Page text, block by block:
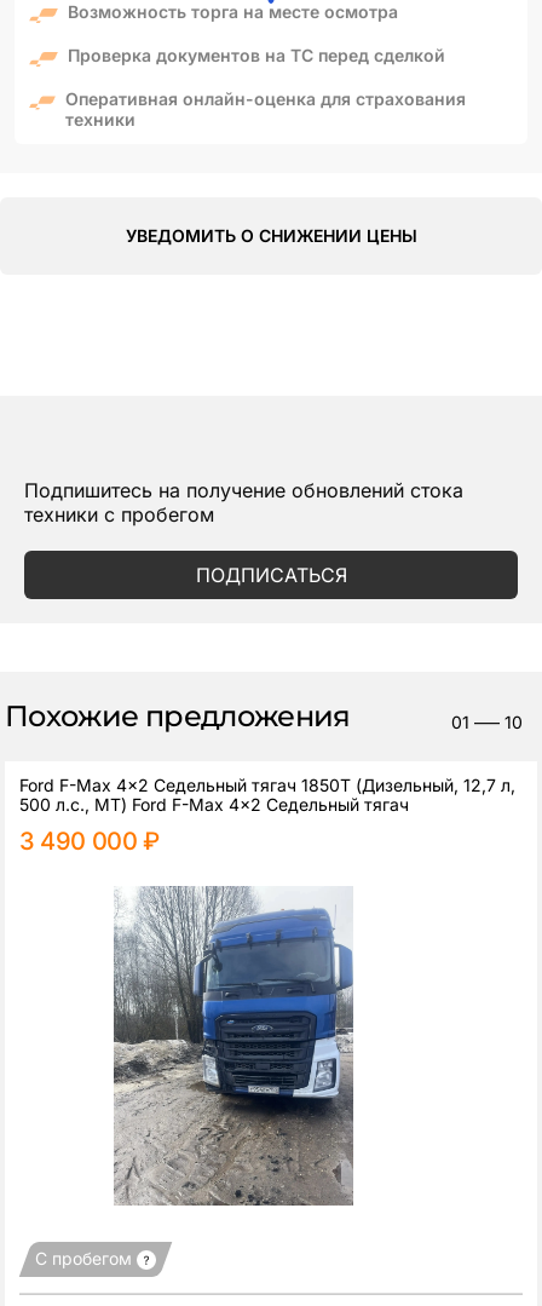
Возможность торга на месте осмотра
Проверка документов на ТС перед сделкой
Оперативная онлайн-оценка для страхования
техники
УВЕДОМИТЬ О СНИЖЕНИИ ЦЕНЫ
Подпишитесь на получение обновлений стока
техники с пробегом
ПОДПИСАТЬСЯ
Похожие предложения 01 —– 10
Ford F-Max 4x2 Седельный тягач 1850T (Дизельный, 12,7 л,
500 л.с., МТ) Ford F-Max 4x2 Седельный тягач
3 490 000 ₽
С пробегом